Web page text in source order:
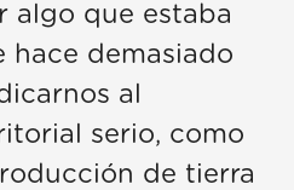
algo que estaba
hace demasiado
al
serio, como
de tierra